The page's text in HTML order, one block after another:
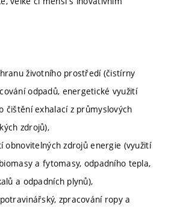
životního prostředí (čistírny
odpadů, energetické využití
čištění exhalací z průmyslových
zdrojů),
obnovitelných zdrojů energie (využití
a fytomasy, odpadního tepla,
a odpadních plynů),
zpracování ropy a